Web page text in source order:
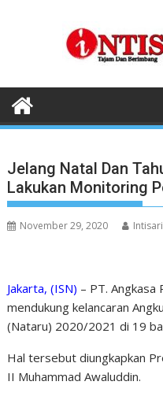
Jelang Natal Dan
Lakukan Monitoring
November 29, 2020
Jakarta, (ISN) – PT.
mendukung kelancaran
(Nataru) 2020/2021 di 19
Hal tersebut diungkapkan
II Muhammad Awaluddin.